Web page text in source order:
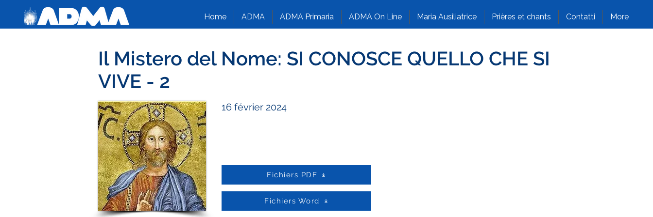
Home ADMA ADMA Primaria ADMA On Line Maria Ausiliatrice Prières et chants Contatti More
Il Mistero del Nome: SI CONOSCE QUELLO CHE SI
VIVE - 2
16 février 2024
Fichiers PDF
Fichiers Word